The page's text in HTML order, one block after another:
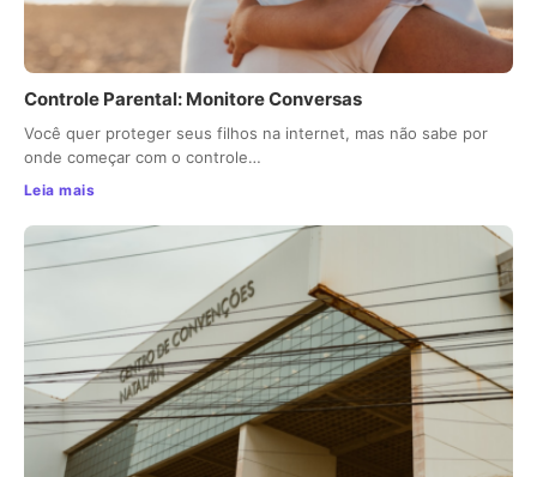
Controle Parental: Monitore Conversas
Você quer proteger seus filhos na internet, mas não sabe por
onde começar com o controle…
Leia mais